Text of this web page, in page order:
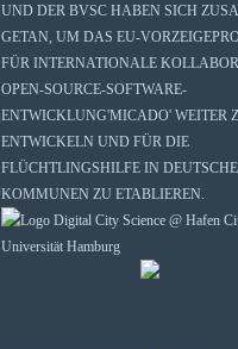
UND DER BVSC HABEN SICH
GETAN, UM DAS EU-
FÜR INTERNATIONALE
OPEN-SOURCE-SOFTWARE-
ENTWICKLUNG'MICADO' WEITER
ENTWICKELN UND FÜR DIE
FLÜCHTLINGSHILFE IN
KOMMUNEN ZU ETABLIEREN.